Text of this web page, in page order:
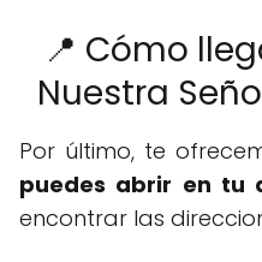
📍 Cómo
Nuestra
Por último, te
puedes abrir en tu
encontrar las